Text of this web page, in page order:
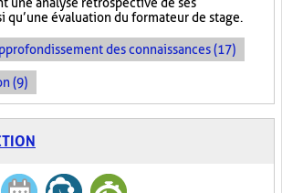
qu’une évaluation du formateur de stage.
des connaissances (17)
(9)